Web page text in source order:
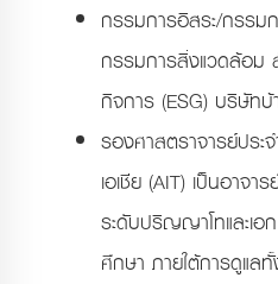
กรรมการอิสระ/กรร
กรรมการสิ่งแวดล้อม
กิจการ (ESG) บริษัท
รองศาสตราจารย์ประ
เอเชีย (AIT) เป็นอาจ
ระดับปริญญาโทและเอ
ศึกษา ภายใต้การดูแ